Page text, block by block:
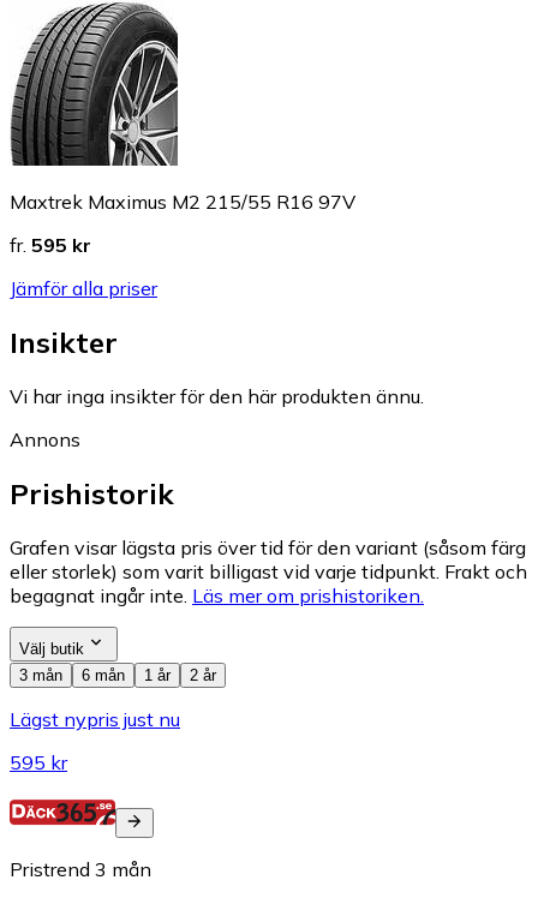
Maxtrek Maximus M2 215/55 R16 97V
fr. 595 kr
Jämför alla priser
Insikter
Vi har inga insikter för den här produkten ännu.
Annons
Prishistorik
Grafen visar lägsta pris över tid för den variant (såsom färg
eller storlek) som varit billigast vid varje tidpunkt. Frakt och
begagnat ingår inte. Läs mer om prishistoriken.
Välj butik
3 mån
6 mån 1 år 2 år
Lägst nypris just nu
595 kr
Pristrend 3 mån